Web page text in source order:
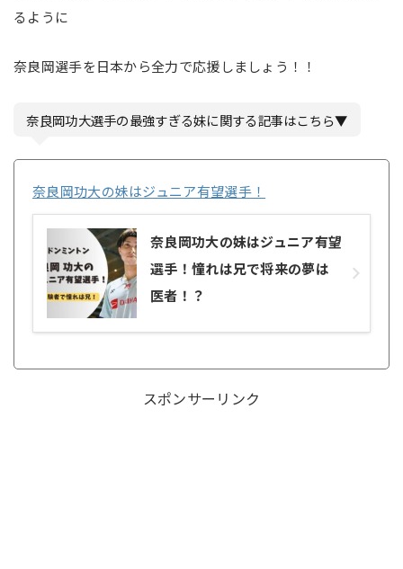
るように
奈良岡選手を日本から全力で応援しましょう！！
奈良岡功大選手の最強すぎる妹に関する記事はこちら▼
奈良岡功大の妹はジュニア有望選手！
奈良岡功大の妹はジュニア有望
選手！憧れは兄で将来の夢は
医者！？
スポンサーリンク